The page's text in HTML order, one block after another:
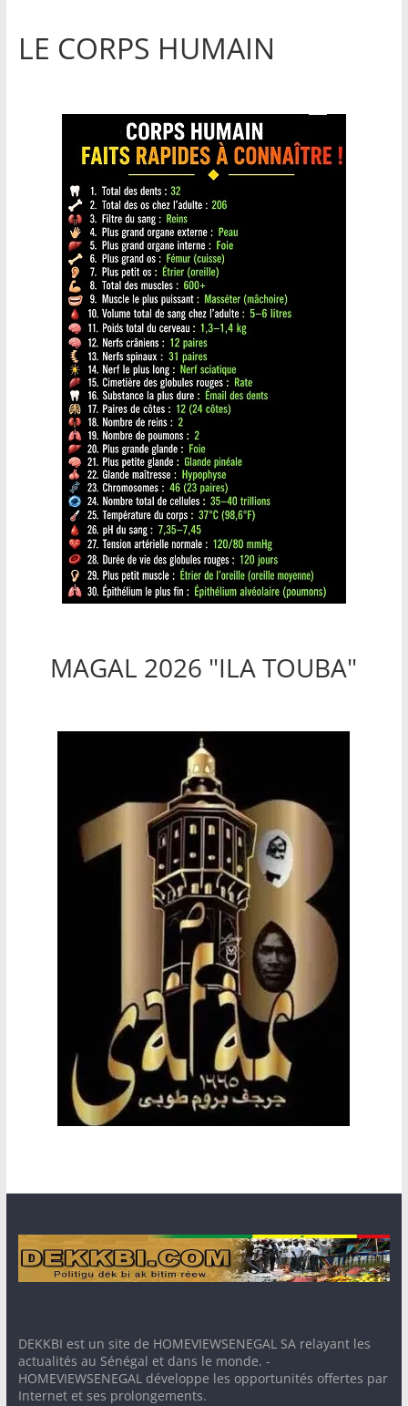
LE CORPS HUMAIN
MAGAL 2026 "ILA TOUBA"
DEKKBI est un site de HOMEVIEWSENEGAL SA relayant les
actualités au Sénégal et dans le monde. -
HOMEVIEWSENEGAL développe les opportunités offertes par
Internet et ses prolongements.